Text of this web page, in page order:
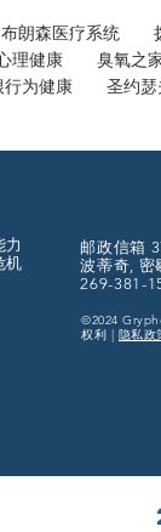
朗森医疗系
心理健康 臭氧
为健康 圣约瑟
力
机
邮政信箱
波蒂奇, 密
269-381-
©2024
权利 | 隐私政